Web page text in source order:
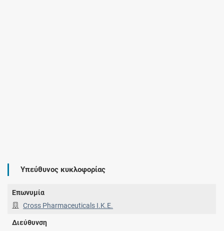
Υπεύθυνος κυκλοφορίας
Επωνυμία
Cross Pharmaceuticals Ι.Κ.Ε.
Διεύθυνση